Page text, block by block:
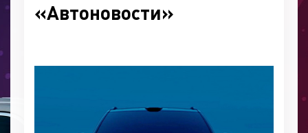
«Автоновости»